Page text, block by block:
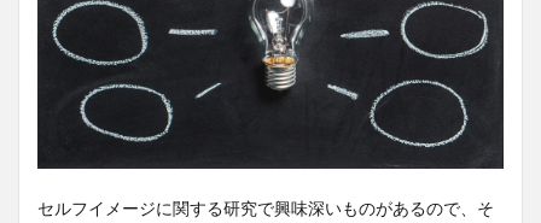
セルフイメージに関する研究で興味深いものがあるので、そ